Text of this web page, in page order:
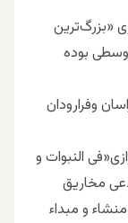
«بزرگ‌ترین
وسطی بوده
النبوات و
مخاریق
و مبداء